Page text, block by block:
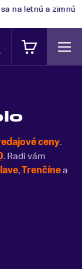
letnú a zimnú
ceny.
. Radi vám
,Trenčínea